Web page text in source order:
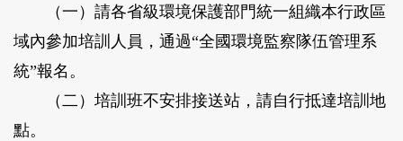
（一）請各省級環境保護部門統一組織本行政區
域內參加培訓人員，通過“全國環境監察隊伍管理系
統”報名。
（二）培訓班不安排接送站，請自行抵達培訓地
點。